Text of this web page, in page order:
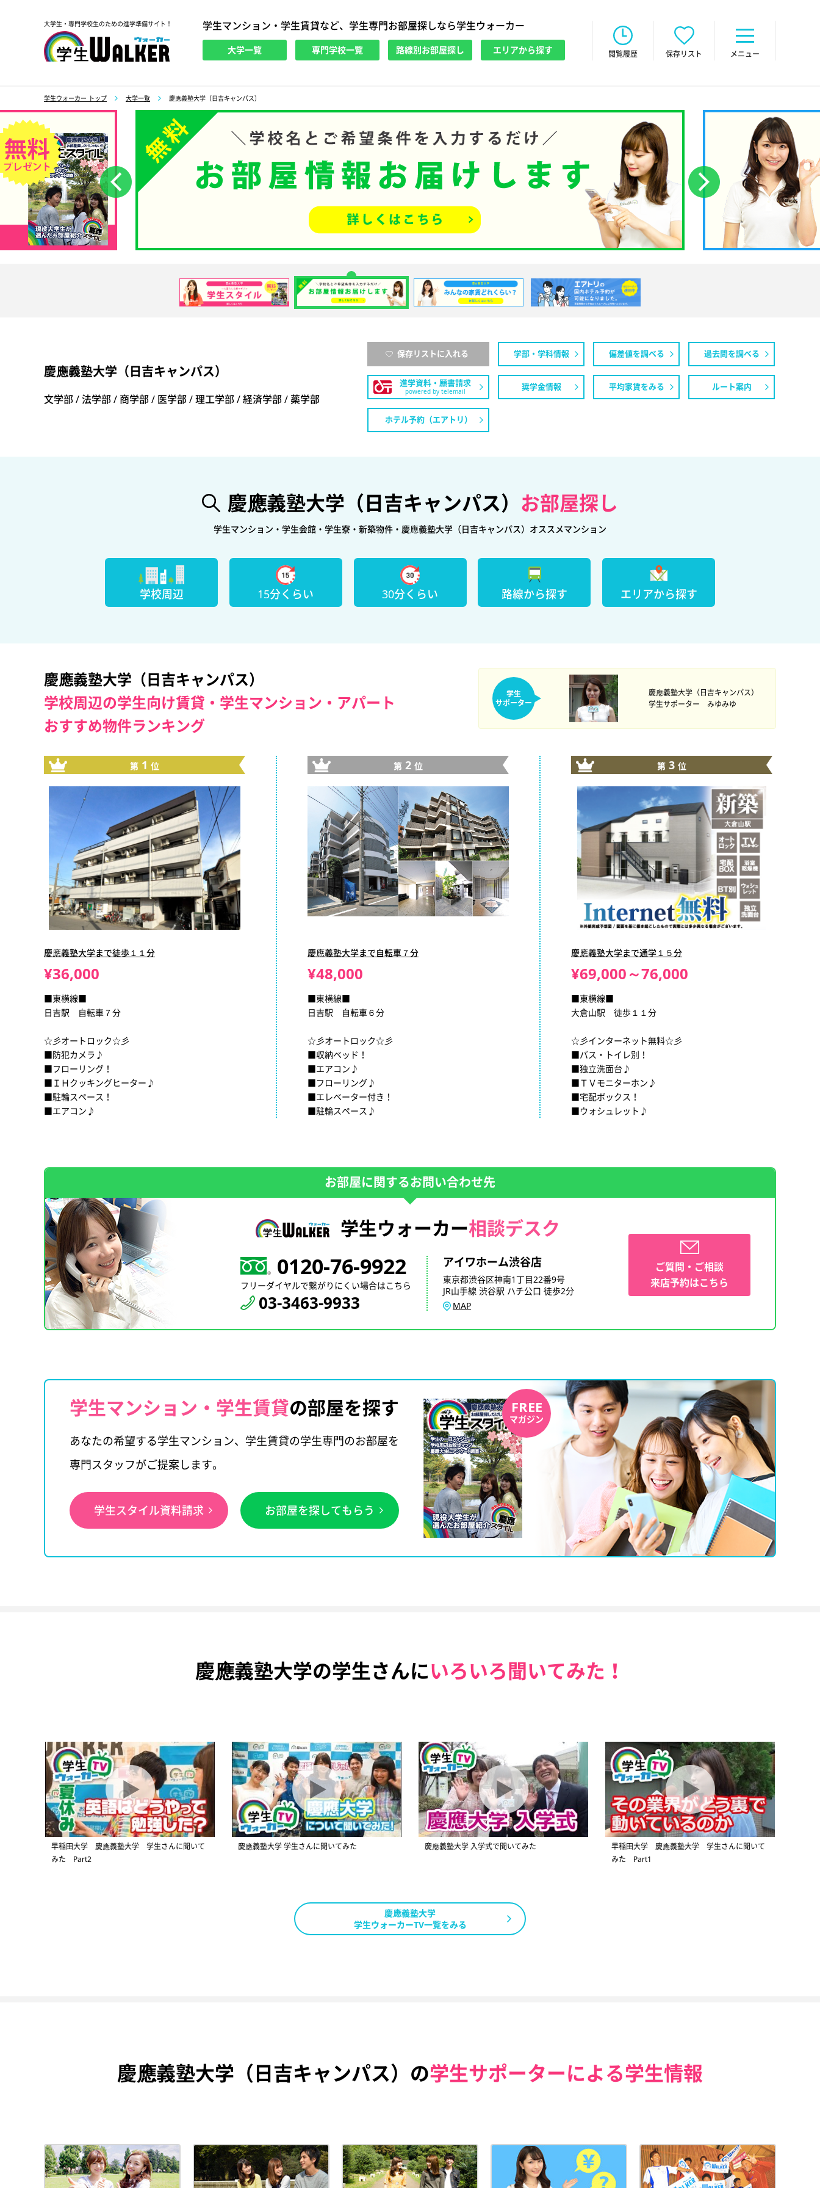
大学生・専門学校生のための進学準備サイト！ 学生マンション・学生賃貸など、学生専門お部屋探しなら学生ウォーカー
大学一覧 専門学校一覧 路線別お部屋探し エリアから探す 閲覧履歴 保存リスト メニュー
学生ウォーカー トップ 大学一覧 慶應義塾大学（日吉キャンパス）
前へ
慶應義塾大学 慶應義塾大学
慶應義塾大学（日吉キャンパス）
文学部 / 法学部 / 商学部 / 医学部 / 理工学部 / 経済学部 / 薬学部
保存リストに入れる 学部・学科情報 偏差値を調べる 過去問を調べる
進学資料・願書請求
powered by telemail 奨学金情報 平均家賃をみる ルート案内
ホテル予約（エアトリ）
慶應義塾大学（日吉キャンパス） お部屋探し
学生マンション・学生会館・学生寮・新築物件・慶應義塾大学（日吉キャンパス）オススメマンション
学校周辺 15分くらい 30分くらい 路線から探す エリアから探す
慶應義塾大学（日吉キャンパス）
学校周辺の学生向け賃貸・学生マンション・アパート
おすすめ物件ランキング
学生
サポーター
慶應義塾大学（日吉キャンパス）
学生サポーター みゆみゆ
第 1 位
慶應義塾大学まで徒歩１１分
¥36,000
■東横線■
日吉駅 自転車７分
☆彡オートロック☆彡
■防犯カメラ♪
■フローリング！
■ＩＨクッキングヒーター♪
■駐輪スペース！
■エアコン♪
第 2 位
慶應義塾大学まで自転車７分
¥48,000
■東横線■
日吉駅 自転車６分
☆彡オートロック☆彡
■収納ベッド！
■エアコン♪
■フローリング♪
■エレベーター付き！
■駐輪スペース♪
第 3 位
慶應義塾大学まで通学１５分
¥69,000～76,000
■東横線■
大倉山駅 徒歩１１分
☆彡インターネット無料☆彡
■バス・トイレ別！
■独立洗面台♪
■ＴＶモニターホン♪
■宅配ボックス！
■ウォシュレット♪
お部屋に関するお問い合わせ先
学生ウォーカー相談デスク
0120-76-9922
フリーダイヤルで繋がりにくい場合はこちら
03-3463-9933
アイワホーム渋谷店
東京都渋谷区神南1丁目22番9号
JR山手線 渋谷駅 ハチ公口 徒歩2分
MAP
ご質問・ご相談
来店予約はこちら
FREE
マガジン
学生マンション・学生賃貸の部屋を探す
あなたの希望する学生マンション、学生賃貸の学生専門のお部屋を
専門スタッフがご提案します。
学生スタイル資料請求 お部屋を探してもらう
慶應義塾大学の学生さんにいろいろ聞いてみた！
早稲田大学 慶應義塾大学 学生さんに聞いて
みた Part2
慶應義塾大学 学生さんに聞いてみた 慶應義塾大学 入学式で聞いてみた
早稲田大学 慶應義塾大学 学生さんに聞いて
みた Part1
慶應義塾大学
学生ウォーカーTV一覧をみる
慶應義塾大学（日吉キャンパス）の学生サポーターによる学生情報